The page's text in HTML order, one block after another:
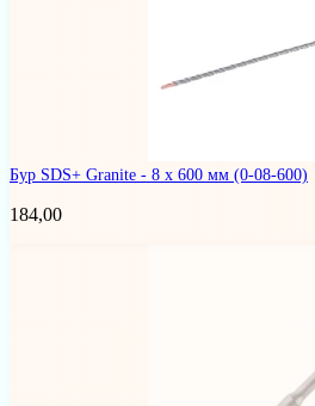
Бур SDS+ Granite - 8 x 600 мм (0-08-600)
184,00